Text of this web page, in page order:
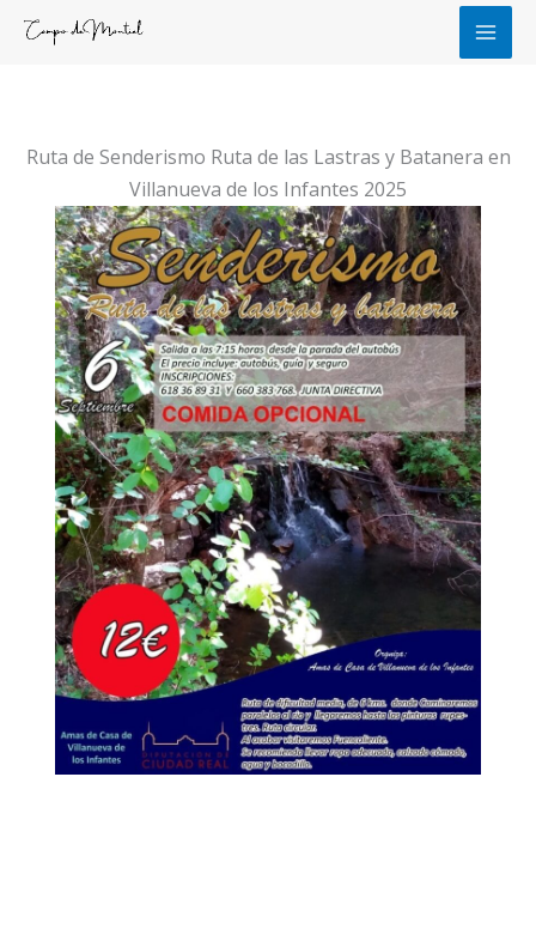
Ruta de Senderismo Ruta de las Lastras y Batanera en
Villanueva de los Infantes 2025